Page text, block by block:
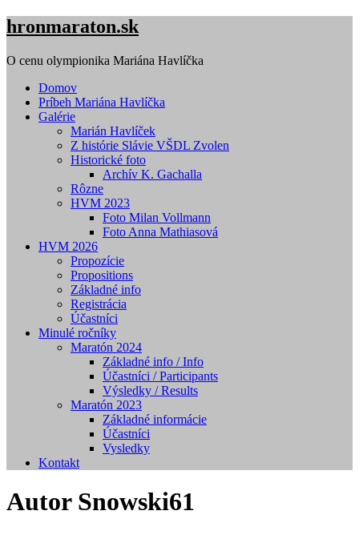
Skip
to
hronmaraton.sk
O cenu olympionika Mariána Havlíčka
Domov
Príbeh Mariána Havlíčka
Galérie
Marián Havlíček
Z histórie Slávie VŠDL Zvolen
Historické foto
Archív K. Gachalla
Rôzne
HVM 2023
Foto Milan Vollmann
Foto Anna Mathiasová
HVM 2026
Propozície
Propositions
Základné info
Registrácia
Účastníci
Minulé ročníky
Maratón 2024
Základné info / Info
Účastníci / Participants
Výsledky / Results
Maratón 2023
Základné informácie
Účastníci
Vysledky
Kontakt
Autor Snowski61